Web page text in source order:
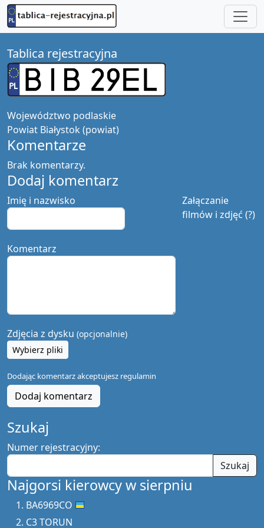
Tablica rejestracyjna
Województwo podlaskie
Powiat Białystok (powiat)
Komentarze
Brak komentarzy.
Dodaj komentarz
Załączanie
filmów i zdjęć (?)
Imię i nazwisko
Komentarz
Zdjęcia z dysku (opcjonalnie)
Wybierz pliki
Dodając komentarz akceptujesz regulamin
Dodaj komentarz
Szukaj
Numer rejestracyjny:
Szukaj
Najgorsi kierowcy w sierpniu
BA6969CO
C3 TORUN